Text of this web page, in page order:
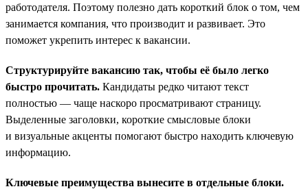
работодателя. Поэтому полезно дать короткий блок о том, чем
занимается компания, что производит и развивает. Это
поможет укрепить интерес к вакансии.
Структурируйте вакансию так, чтобы её было легко
быстро прочитать. Кандидаты редко читают текст
полностью — чаще наскоро просматривают страницу.
Выделенные заголовки, короткие смысловые блоки
и визуальные акценты помогают быстро находить ключевую
информацию.
Ключевые преимущества вынесите в отдельные блоки.